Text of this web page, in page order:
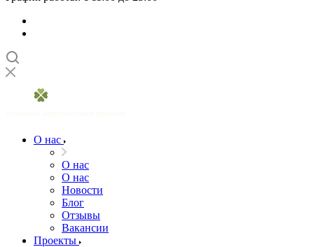
О нас
О нас
О нас
Новости
Блог
Отзывы
Вакансии
Проекты